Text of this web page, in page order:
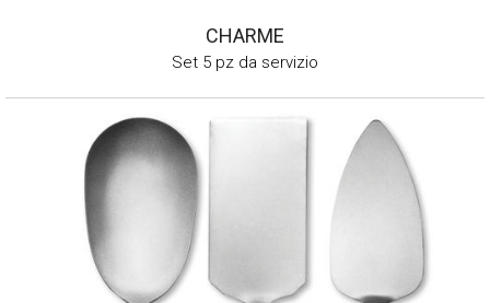
CHARME
Set 5 pz da servizio